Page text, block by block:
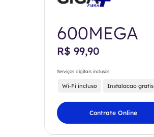
600MEGA
R$ 99,90
Serviços digitais inclusos
Wi-Fi incluso Instalacao gratis
Contrate Online